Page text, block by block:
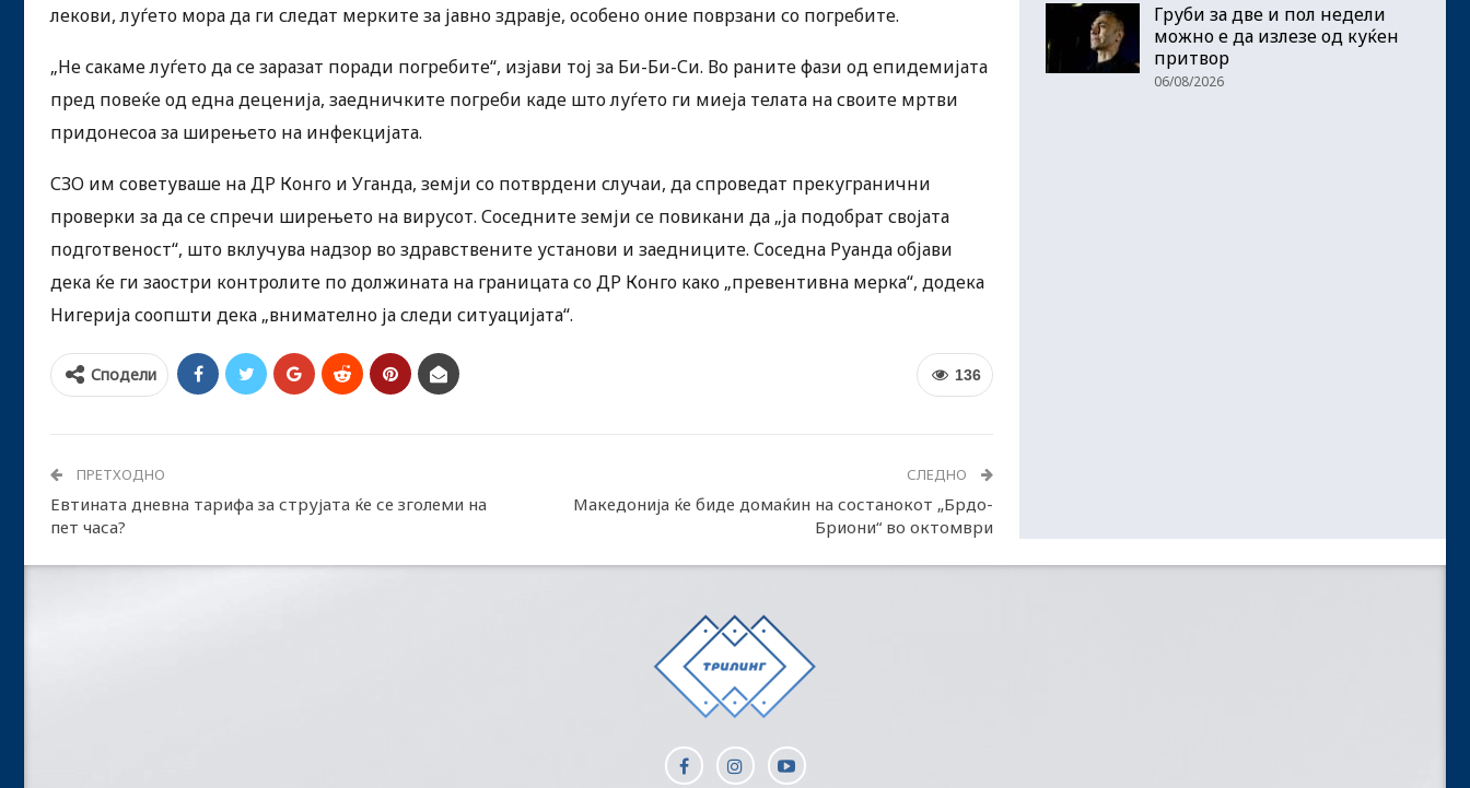
лекови, луѓето мора да ги следат мерките за јавно здравје, особено оние поврзани со погребите.
„Не сакаме луѓето да се заразат поради погребите“, изјави тој за Би-Би-Си. Во раните фази од епидемијата
пред повеќе од една деценија, заедничките погреби каде што луѓето ги миеја телата на своите мртви
придонесоа за ширењето на инфекцијата.
СЗО им советуваше на ДР Конго и Уганда, земји со потврдени случаи, да спроведат прекугранични
проверки за да се спречи ширењето на вирусот. Соседните земји се повикани да „ја подобрат својата
подготвеност“, што вклучува надзор во здравствените установи и заедниците. Соседна Руанда објави
дека ќе ги заостри контролите по должината на границата со ДР Конго како „превентивна мерка“, додека
Нигерија соопшти дека „внимателно ја следи ситуацијата“.
136
Сподели
ПРЕТХОДНО
Евтината дневна тарифа за струјата ќе се зголеми на
пет часа?
СЛЕДНО
Македонија ќе биде домаќин на состанокот „Брдо-
Бриони“ во октомври
Груби за две и пол недели
можно е да излезе од куќен
притвор
06/08/2026